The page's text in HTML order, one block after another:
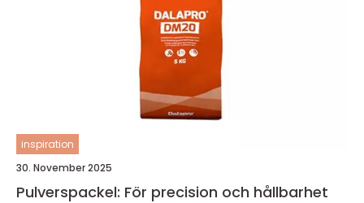
inspiration
30. November 2025
Pulverspackel: För precision och hållbarhet